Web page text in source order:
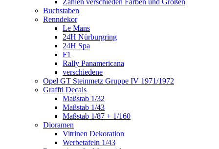
Zahlen verschieden Farben und Größen
Buchstaben
Renndekor
Le Mans
24H Nürburgring
24H Spa
F1
Rally Panamericana
verschiedene
Opel GT Steinmetz Gruppe IV 1971/1972
Graffti Decals
Maßstab 1/32
Maßstab 1/43
Maßstab 1/87 + 1/160
Dioramen
Vitrinen Dekoration
Werbetafeln 1/43